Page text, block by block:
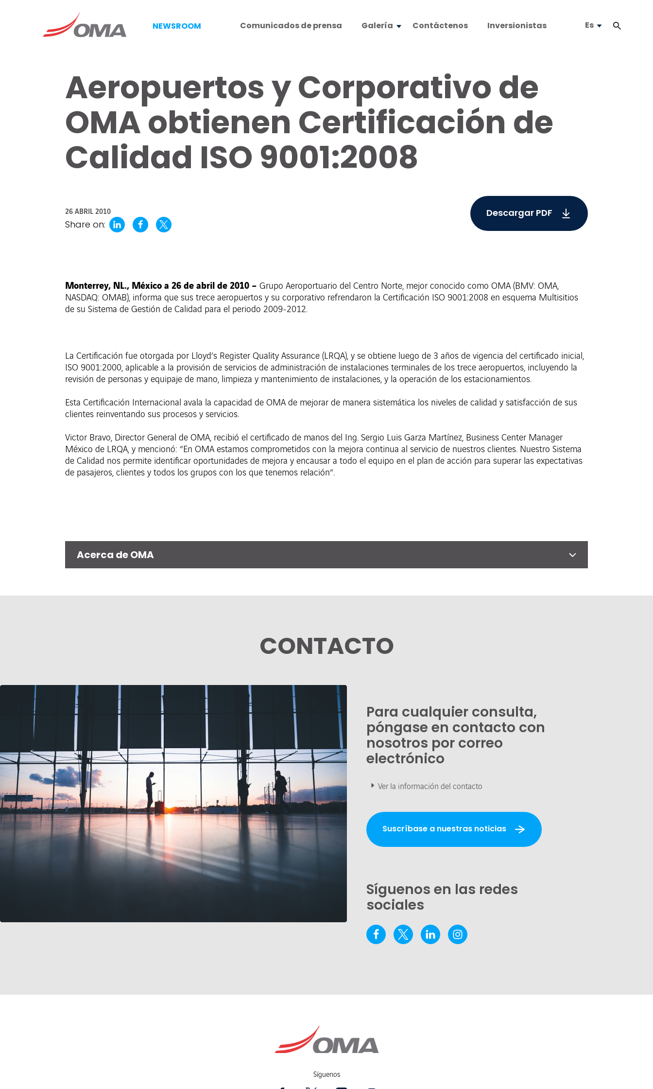
NEWSROOM Comunicados de prensa Galería Contáctenos Inversionistas Es
Aeropuertos y Corporativo de
OMA obtienen Certificación de
Calidad ISO 9001:2008
26 ABRIL 2010
Share on:
Descargar PDF
Monterrey, NL., México a 26 de abril de 2010 – Grupo Aeroportuario del Centro Norte, mejor conocido como OMA (BMV: OMA,
NASDAQ: OMAB), informa que sus trece aeropuertos y su corporativo refrendaron la Certificación ISO 9001:2008 en esquema Multisitios
de su Sistema de Gestión de Calidad para el periodo 2009-2012.
La Certificación fue otorgada por Lloyd’s Register Quality Assurance (LRQA), y se obtiene luego de 3 años de vigencia del certificado inicial,
ISO 9001:2000, aplicable a la provisión de servicios de administración de instalaciones terminales de los trece aeropuertos, incluyendo la
revisión de personas y equipaje de mano, limpieza y mantenimiento de instalaciones, y la operación de los estacionamientos.
Esta Certificación Internacional avala la capacidad de OMA de mejorar de manera sistemática los niveles de calidad y satisfacción de sus
clientes reinventando sus procesos y servicios.
Victor Bravo, Director General de OMA, recibió el certificado de manos del Ing. Sergio Luis Garza Martínez, Business Center Manager
México de LRQA, y mencionó: “En OMA estamos comprometidos con la mejora continua al servicio de nuestros clientes. Nuestro Sistema
de Calidad nos permite identificar oportunidades de mejora y encausar a todo el equipo en el plan de acción para superar las expectativas
de pasajeros, clientes y todos los grupos con los que tenemos relación“.
Acerca de OMA
CONTACTO
Para cualquier consulta,
póngase en contacto con
nosotros por correo
electrónico
Ver la información del contacto
Suscríbase a nuestras noticias
Síguenos en las redes
sociales
Síguenos